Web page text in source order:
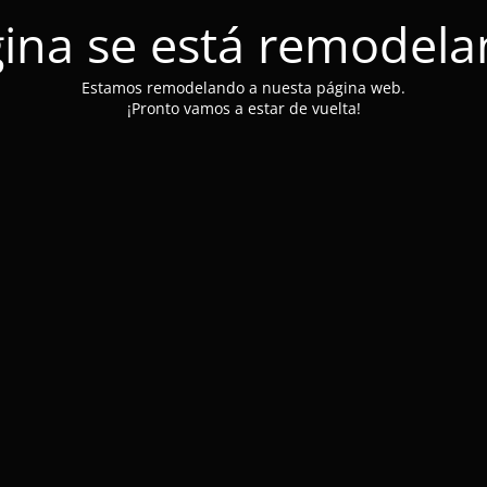
se está
Estamos remodelando a nuesta página web.
¡Pronto vamos a estar de vuelta!